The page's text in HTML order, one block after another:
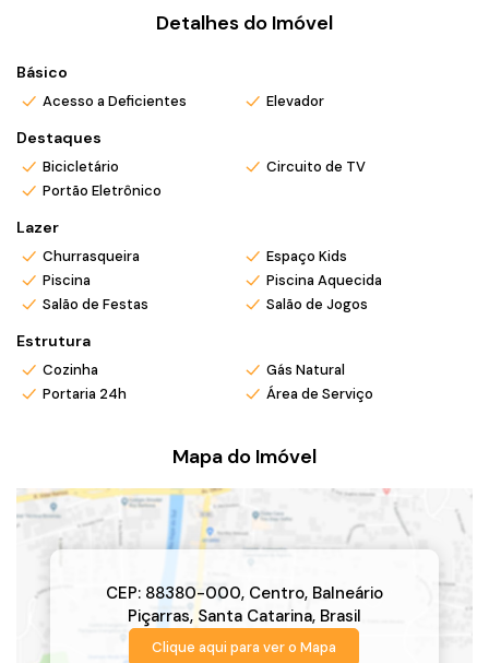
piscina, sala de jogos, espaço kids, academia, sauna, spa, car
que deseja.
Apartamento medindo 158,43m2, um espaçoso living,
churrasqueira à carvão, área de serviço, lavabo, sala de vídeo
e 03 suítes. Com 02 vagas de garagem. Espaços otimizados e
fino acabamento.
agendamento.
*Ligue ou envie WhatsApp (47) 9 9705-6188. Siga meu
Detalhes do Imóvel
Básico
Acesso a Deficientes Elevador
Destaques
Bicicletário
Circuito de TV
Portão Eletrônico
Lazer
Churrasqueira
Espaço Kids
Piscina
Piscina Aquecida
Salão de Festas
Salão de Jogos
Estrutura
Cozinha
Gás Natural
Portaria 24h
Área de Serviço
Mapa do Imóvel
CEP: 88380-000, Centro, Balneário
Piçarras, Santa Catarina, Brasil
Clique aqui para ver o Mapa